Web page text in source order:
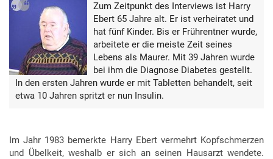
Zum Zeitpunkt des Interviews ist Harry
Ebert 65 Jahre alt. Er ist verheiratet und
hat fünf Kinder. Bis er Frührentner wurde,
arbeitete er die meiste Zeit seines
Lebens als Maurer. Mit 39 Jahren wurde
bei ihm die Diagnose Diabetes gestellt.
In den ersten Jahren wurde er mit Tabletten behandelt, seit
etwa 10 Jahren spritzt er nun Insulin.
Im Jahr 1983 bemerkte Harry Ebert vermehrt Kopfschmerzen
und Übelkeit, weshalb er sich an seinen Hausarzt wendete.